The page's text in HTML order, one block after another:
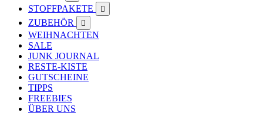
STOFFPAKETE 
ZUBEHÖR 
WEIHNACHTEN
SALE
JUNK JOURNAL
RESTE-KISTE
GUTSCHEINE
TIPPS
FREEBIES
ÜBER UNS